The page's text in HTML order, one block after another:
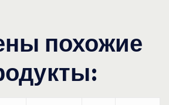
похожие